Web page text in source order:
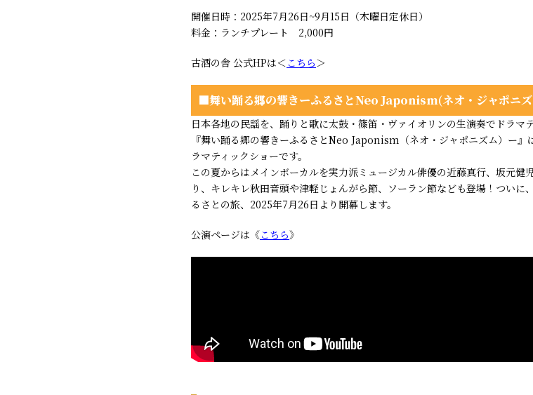
開催日時：2025年7月26日~9月15日（木曜日定休日）
料金：ランチプレート 2,000円
古酒の舎 公式HPは＜ こちら ＞
■舞い踊る郷の響きーふるさとNeo Japonism(ネオ・ジャポニ
日本各地の民謡を、踊りと歌に太鼓・篠笛・ヴァイオリンの生演奏でドラマ
『舞い踊る郷の響きーふるさとNeo Japonism（ネオ・ジャポニズム）ー』
ラマティックショーです。
この夏からはメインボーカルを実力派ミュージカル俳優の近藤真行、坂元
り、キレキレ秋田音頭や津軽じょんがら節、ソーラン節なども登場！つい
るさとの旅、2025年7月26日より開幕します。
公演ページは《こちら》